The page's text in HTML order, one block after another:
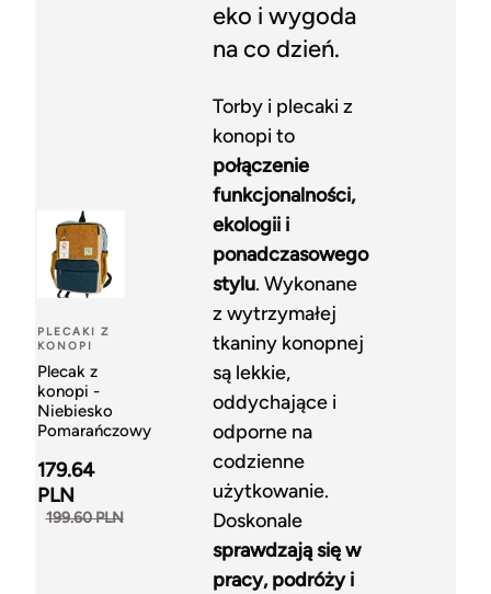
eko i wygoda
na co dzień.
Torby i plecaki z
konopi to
połączenie
funkcjonalności,
ekologii i
ponadczasowego
stylu. Wykonane
z wytrzymałej
tkaniny konopnej
są lekkie,
oddychające i
odporne na
codzienne
użytkowanie.
Doskonale
sprawdzają się w
pracy, podróży i
PLECAKI Z
KONOPI
Plecak z
konopi -
Niebiesko
Pomarańczowy
179.64
PLN
199.60 PLN